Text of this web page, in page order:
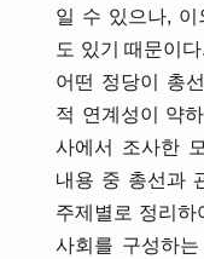
일 수 있으나,
도 있기 때문이
어떤 정당이 총
적 연계성이 약
사에서 조사한
내용 중 총선과
주제별로 정리
사회를 구성하